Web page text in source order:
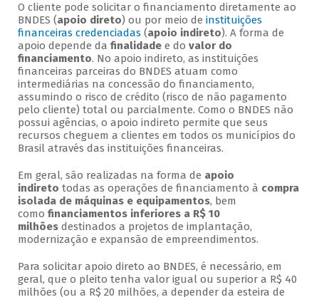
O cliente pode solicitar o financiamento diretamente ao
BNDES (apoio direto) ou por meio de instituições
financeiras credenciadas (apoio indireto). A forma de
apoio depende da finalidadee do valor do
financiamento. No apoio indireto, as instituições
financeiras parceiras do BNDES atuam como
intermediárias na concessão do financiamento,
assumindo o risco de crédito (risco de não pagamento
pelo cliente) total ou parcialmente. Como o BNDES não
possui agências, o apoio indireto permite que seus
recursos cheguem a clientes em todos os municípios do
Brasil através das instituições financeiras.
Em geral, são realizadas na forma de apoio
indireto todas as operações de financiamento à compra
isolada de máquinas e equipamentos, bem
como financiamentos inferiores a R$ 10
milhõesdestinados a projetos de implantação,
modernização e expansão de empreendimentos.
Para solicitar apoio direto ao BNDES, é necessário, em
geral, que o pleito tenha valor igual ou superior a R$ 40
milhões (ou a R$ 20 milhões, a depender da esteira de